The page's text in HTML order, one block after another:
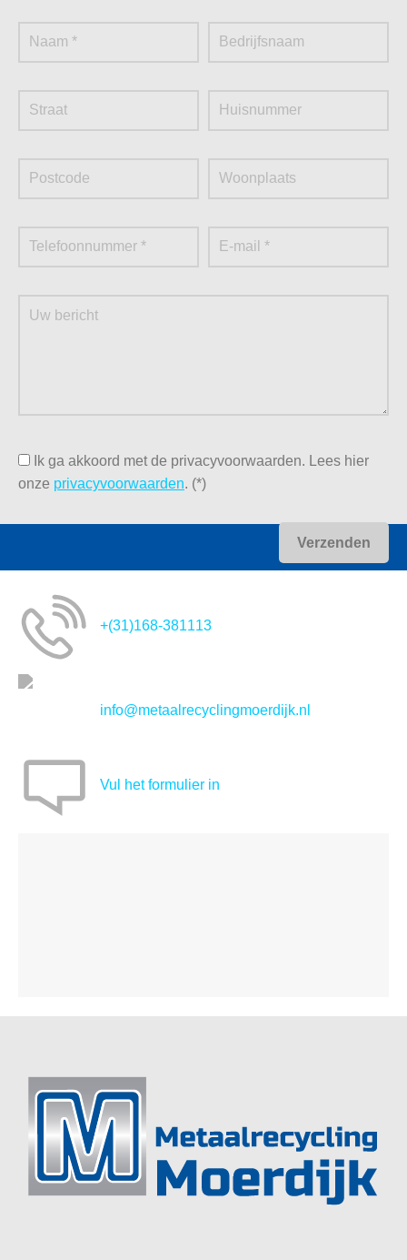
Metaalrecycling
en snel mogelijk gaat. Daarom zijn wij altijd bezig met het
Metaalrecycling Moerdijk bent u dan ook aan het juiste
terecht. Wilt u meer informatie over ons of heeft u nog
Ik ga akkoord met de privacyvoorwaarden. Lees hier
onze privacyvoorwaarden. (*)
+(31)168-381113
info@metaalrecyclingmoerdijk.nl
Vul het formulier in